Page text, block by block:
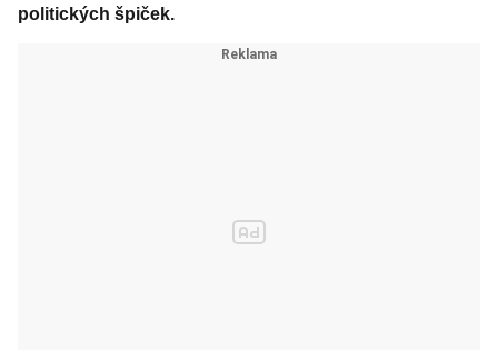
politických špiček.